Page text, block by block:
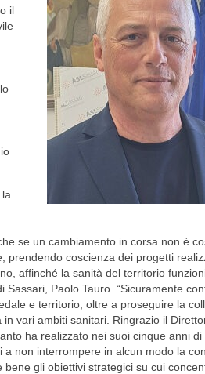
il
se un cambiamento in corsa non è
prendendo coscienza dei progetti
affinché la sanità del territorio
Sassari, Paolo Tauro. “Sicuramente
e territorio, oltre a proseguire la
in vari ambiti sanitari. Ringrazio il
ha realizzato nei suoi cinque anni di
non interrompere in alcun modo la
gli obiettivi strategici su cui